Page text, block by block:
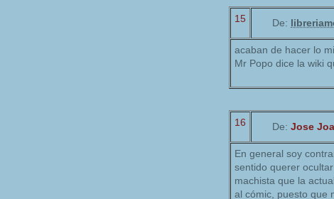
15 De:
acaban de hacer lo
Mr Popo dice la wiki
16 De: Jose
En general soy
sentido querer
machista que la
al cómic, puesto que